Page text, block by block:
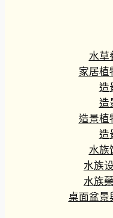
水草
家居植
造
造
造景植
造
水族
水族
水族
桌面盆景